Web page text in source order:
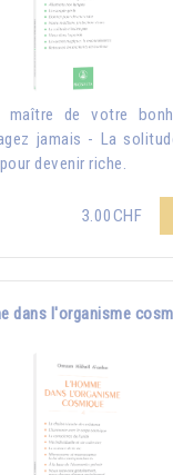
maître de votre
jamais - La
devenir riche.
3.00CHF
dans l'organisme